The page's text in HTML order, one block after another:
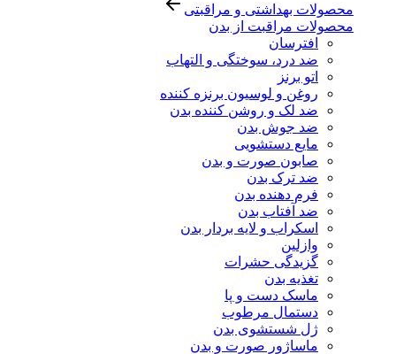
محصولات بهداشتی و مراقبتی
محصولات مراقبت از بدن
افترسان
ضد درد، سوختگی و التهاب
اتو برنز
روغن و لوسیون برنزه کننده
ضد لک و روشن کننده بدن
ضد جوش بدن
مایع دستشویی
صابون صورت و بدن
ضد ترک بدن
فرم دهنده بدن
ضد آفتاب بدن
اسکراب و لایه بردار بدن
وازلین
گزیدگی حشرات
تغذیه بدن
ماسک دست و پا
دستمال مرطوب
ژل شستشوی بدن
ماساژور صورت و بدن